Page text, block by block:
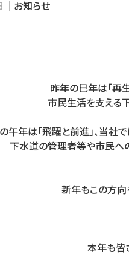
お知らせ
昨年の巳年は「再
市民生活を支える
午年は「飛躍と前進」、当
下水道の管理者等や市民への
新年もこの方向
本年も皆